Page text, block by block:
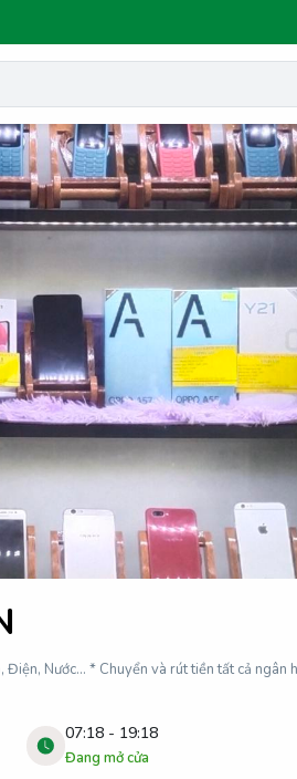
Điện, Nước... * Chuyển và rút tiền tất cả
07:18 - 19:18
Đang mở cửa